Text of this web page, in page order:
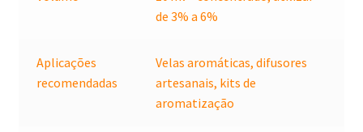
de 3% a 6%
Aplicações
recomendadas
Velas aromáticas, difusores
artesanais, kits de
aromatização